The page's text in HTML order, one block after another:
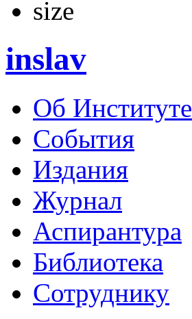
inslav
Об Институте
События
Издания
Журнал
Аспирантура
Библиотека
Сотруднику